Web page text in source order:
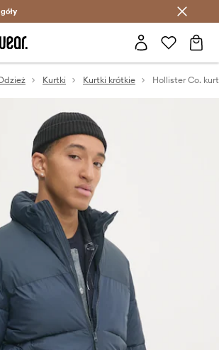
Oszczędzaj z Answear Club >
Kurtki Kurtki krótkie Hollister Co.